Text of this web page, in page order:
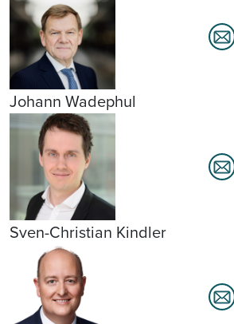
Johann Wadephul
Sven-Christian Kindler